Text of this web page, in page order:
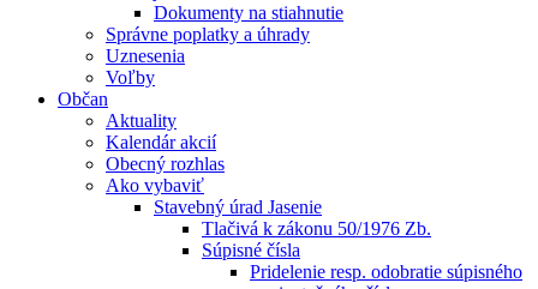
Dokumenty na stiahnutie
Správne poplatky a úhrady
Uznesenia
Voľby
Občan
Aktuality
Kalendár akcií
Obecný rozhlas
Ako vybaviť
Stavebný úrad Jasenie
Tlačivá k zákonu 50/1976 Zb.
Súpisné čísla
Pridelenie resp. odobratie súpisného